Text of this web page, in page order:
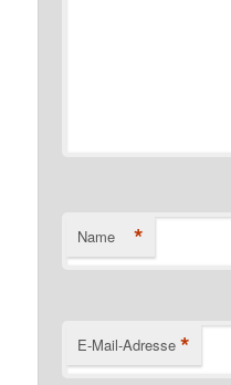
Name *
E-Mail-Adresse *